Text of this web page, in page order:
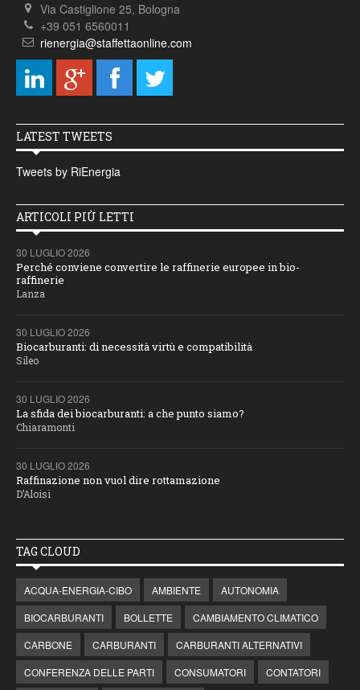
Via Castiglione 25, Bologna
+39 051 6560011
rienergia@staffettaonline.com
LATEST TWEETS
Tweets by RiEnergia
ARTICOLI PIÙ LETTI
30 LUGLIO 2026
Perché conviene convertire le raffinerie europee in bio-
raffinerie
Lanza
30 LUGLIO 2026
Biocarburanti: di necessità virtù e compatibilità
Sileo
30 LUGLIO 2026
La sfida dei biocarburanti: a che punto siamo?
Chiaramonti
30 LUGLIO 2026
Raffinazione non vuol dire rottamazione
D’Aloisi
TAG CLOUD
ACQUA-ENERGIA-CIBO AMBIENTE
AUTONOMIA
BIOCARBURANTI
BOLLETTE
CAMBIAMENTO CLIMATICO
CARBONE
CARBURANTI
CARBURANTI ALTERNATIVI
CONFERENZA DELLE PARTI
CONSUMATORI CONTATORI